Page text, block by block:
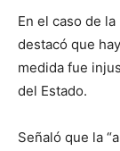
En el caso de
destacó que
medida fue
del Estado.
Señaló que la